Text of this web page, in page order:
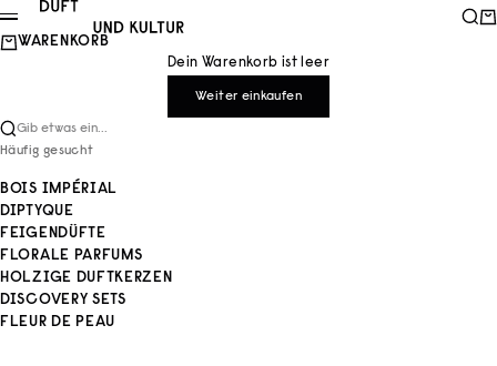
Zum Inhalt springen
Duft und Kultur
Menü
WARENKORB
Dein Warenkorb ist leer
Weiter einkaufen
Gib etwas ein...
Häufig gesucht
BOIS IMPÉRIAL
DIPTYQUE
FEIGENDÜFTE
FLORALE PARFUMS
HOLZIGE DUFTKERZEN
DISCOVERY SETS
FLEUR DE PEAU